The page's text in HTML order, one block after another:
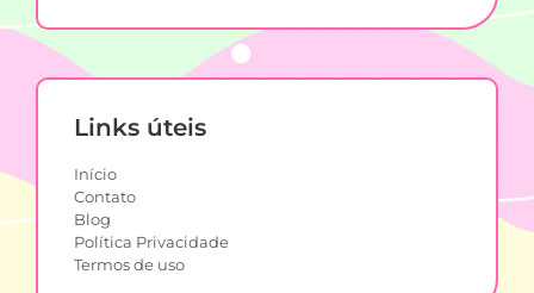
Links úteis
Início
Contato
Blog
Política Privacidade
Termos de uso